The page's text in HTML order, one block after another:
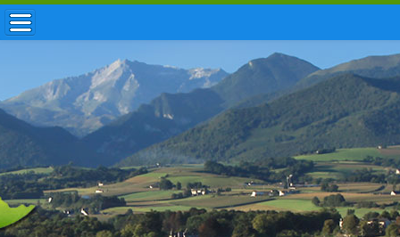
ACCUEIL / INFOS
MUNICIPALITÉ
VIE LOCALE
ENFANCE
TOURISME